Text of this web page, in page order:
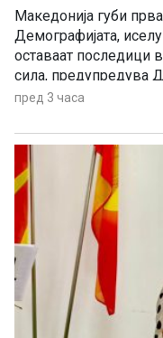
Македонија губи
Демографијата,
оставаат последици
сила, предупредува
пред 3 часа